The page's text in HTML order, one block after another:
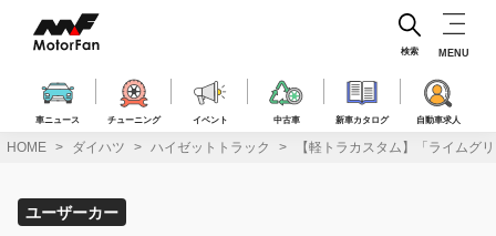
ス
車ニュース チューニング イベント 中古車 新車カタログ 自動車求人
検索 MENU
HOME ダイハツ ハイゼットトラック 【軽トラカスタム】「ライムグ
ユーザーカー